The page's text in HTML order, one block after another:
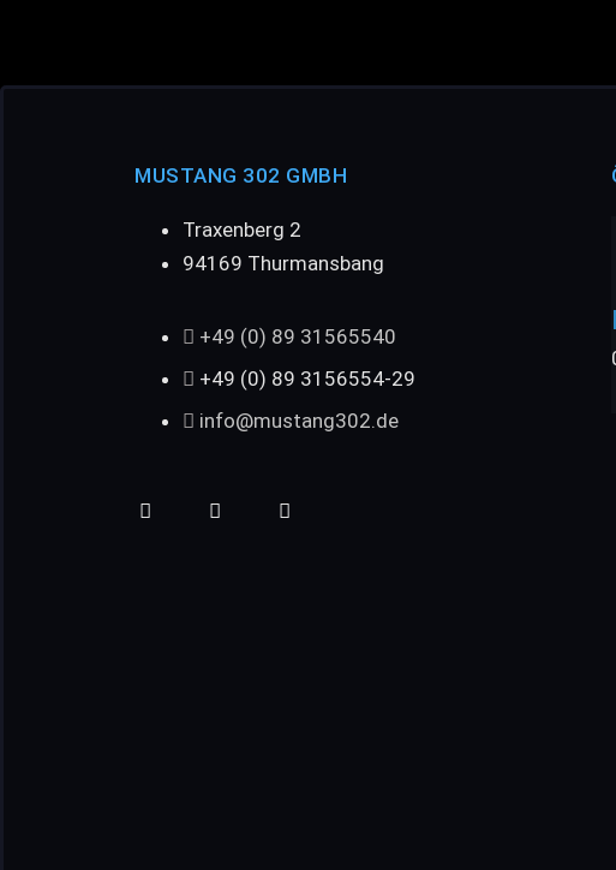
MUSTANG 302 GMBH
Traxenberg 2
94169 Thurmansbang
+49 (0) 89 31565540
+49 (0) 89 3156554-29
info@mustang302.de